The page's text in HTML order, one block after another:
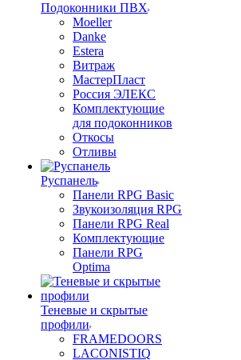
Подоконники ПВХ
Moeller
Danke
Estera
Витраж
МастерПласт
Россия ЭЛЕКС
Комплектующие
для подоконников
Откосы
Отливы
Руспанель
Панели RPG Basic
Звукоизоляция RPG
Панели RPG Real
Комплектующие
Панели RPG
Optima
Теневые и скрытые
профили
FRAMEDOORS
LACONISTIQ